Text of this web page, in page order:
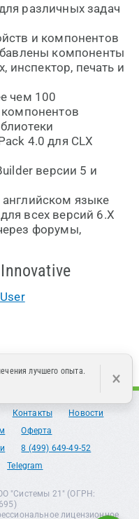
различных задач
и компонентов
компоненты
инспектор, печать и
чем 100
4.0 для CLX
версии 5 и
языке
всех версий 6.X
форумы,
Контакты
Новости
Оферта
8 (499) 649-49-52
Telegram
"Системы 21" (ОГРН:
лицензионное
лучшего опыта.
×